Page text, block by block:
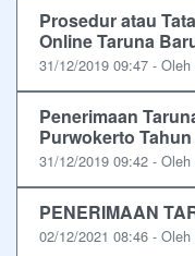
Prosedur atau
Online Taruna
31/12/2019 09:47 -
Penerimaan
Purwokerto Tahun
31/12/2019 09:42 -
PENERIMAAN
02/12/2021 08:46 -